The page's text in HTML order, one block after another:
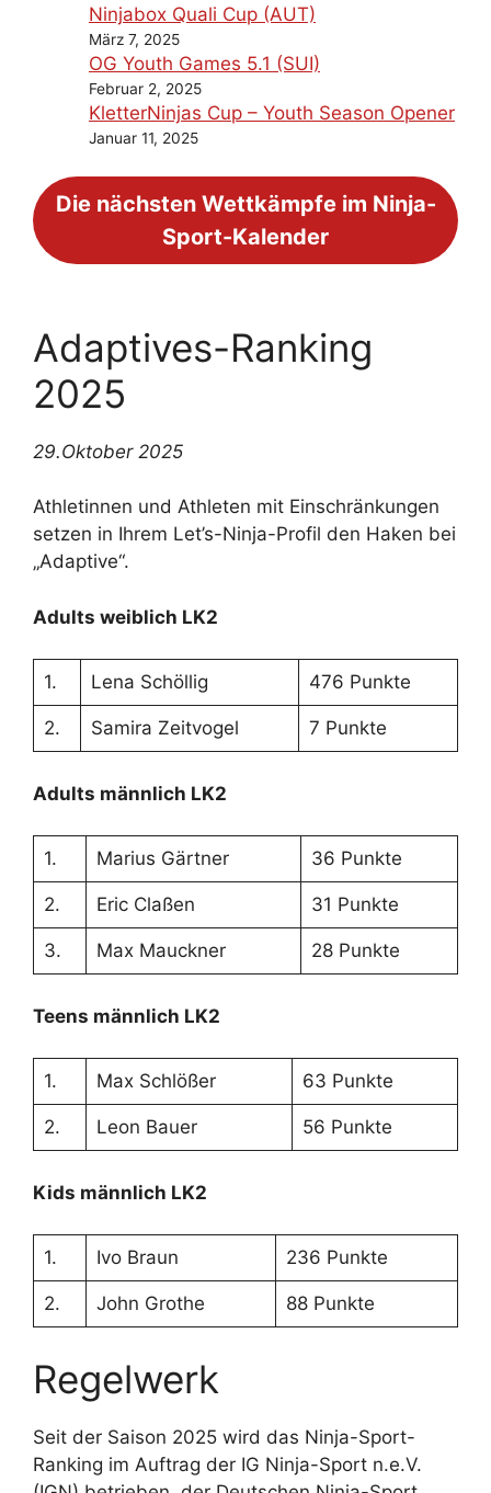
Ninjabox Quali Cup (AUT)
März 7, 2025
OG Youth Games 5.1 (SUI)
Februar 2, 2025
KletterNinjas Cup – Youth Season Opener
Januar 11, 2025
Die nächsten Wettkämpfe im Ninja-
Sport-Kalender
Adaptives-Ranking
2025
29.Oktober 2025
Athletinnen und Athleten mit Einschränkungen
setzen in Ihrem Let’s-Ninja-Profil den Haken bei
„Adaptive“.
Adults weiblich LK2
1. Lena Schöllig 476 Punkte
2. Samira Zeitvogel 7 Punkte
Adults männlich LK2
1. Marius Gärtner 36 Punkte
2. Eric Claßen 31 Punkte
3. Max Mauckner 28 Punkte
Teens männlich LK2
1. Max Schlößer 63 Punkte
2. Leon Bauer 56 Punkte
Kids männlich LK2
1. Ivo Braun 236 Punkte
2. John Grothe 88 Punkte
Regelwerk
Seit der Saison 2025 wird das Ninja-Sport-
Ranking im Auftrag der IG Ninja-Sport n.e.V.